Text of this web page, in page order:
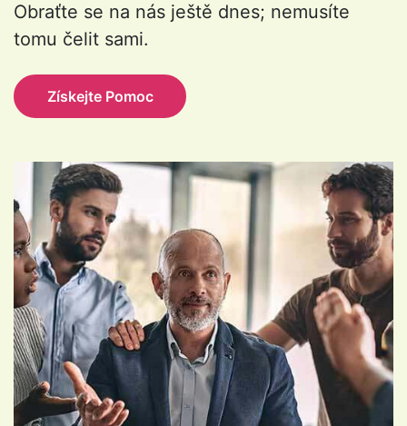
Obraťte se na nás ještě dnes; nemusíte
tomu čelit sami.
Získejte Pomoc